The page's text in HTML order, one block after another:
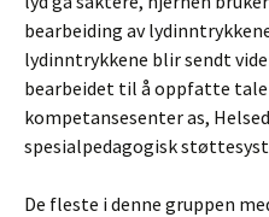
bearbeiding av
lydinntrykkene blir sendt
bearbeidet til å oppfatte tale
kompetansesenter as,
spesialpedagogisk
De fleste i denne gruppen